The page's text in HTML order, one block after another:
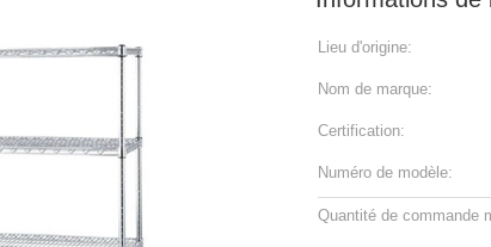
Lieu d'origine:
Nom de marque:
Certification:
Numéro de modèle:
Quantité de commande